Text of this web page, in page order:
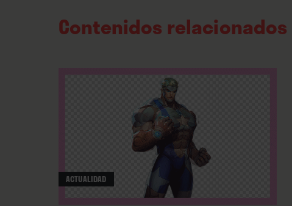
Contenidos relacionados
ACTUALIDAD